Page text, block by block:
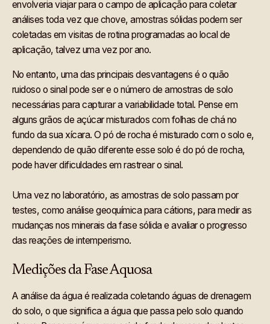
envolveria viajar para o campo de aplicação para coletar
análises toda vez que chove, amostras sólidas podem ser
coletadas em visitas de rotina programadas ao local de
aplicação, talvez uma vez por ano.
No entanto, uma das principais desvantagens é o quão
ruidoso o sinal pode ser e o número de amostras de solo
necessárias para capturar a variabilidade total. Pense em
alguns grãos de açúcar misturados com folhas de chá no
fundo da sua xícara. O pó de rocha é misturado com o solo e,
dependendo de quão diferente esse solo é do pó de rocha,
pode haver dificuldades em rastrear o sinal.
Uma vez no laboratório, as amostras de solo passam por
testes, como análise geoquímica para cátions, para medir as
mudanças nos minerais da fase sólida e avaliar o progresso
das reações de intemperismo.
Medições da Fase Aquosa
A análise da água é realizada coletando águas de drenagem
do solo, o que significa a água que passa pelo solo quando